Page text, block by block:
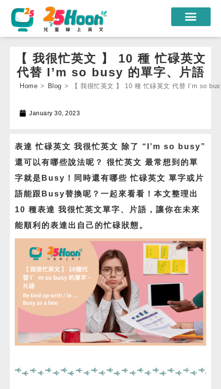
課程方案
課程教材
遊學團
常見問題
登入
免費體驗
【 我很忙英文 】 10 種 忙碌英文
代替 I’m so busy 的單字、片語
Home > Blog > 【 我很忙英文 】 10 種 忙碌英文 代替 I’m so
January 30, 2023
表達 忙碌英文 我很忙英文 除了 “I’m so busy”
還可以有哪些說法呢？ 很忙英文 最常想到的單
字就是Busy！同時還有哪些 忙碌英文 單字或片
語能跟Busy替換呢？一起來看看！本文整理出
10 種表達 我很忙英文單字、片語，讓你在未來
能順利的表達出自己的忙碌狀態。